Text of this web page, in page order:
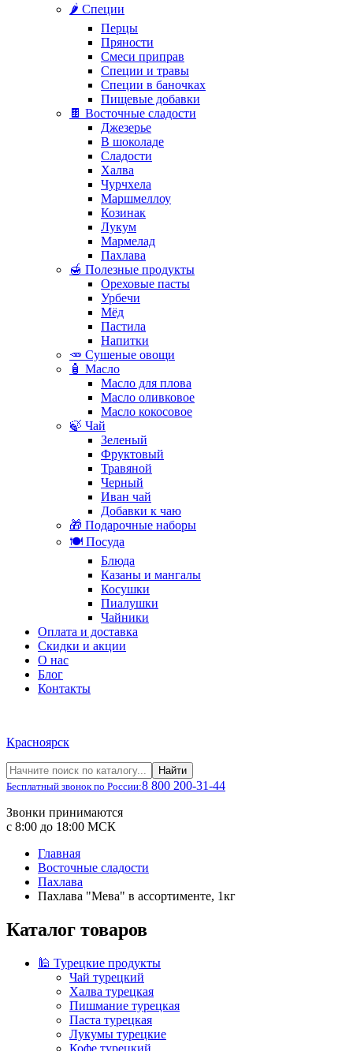
🌶️ Специи
Перцы
Пряности
Смеси приправ
Специи и травы
Специи в баночках
Пищевые добавки
🍫 Восточные сладости
Джезерье
В шоколаде
Сладости
Халва
Чурчхела
Маршмеллоу
Козинак
Лукум
Мармелад
Пахлава
🍯 Полезные продукты
Ореховые пасты
Урбечи
Мёд
Пастила
Напитки
🥕 Сушеные овощи
🧴 Масло
Масло для плова
Масло оливковое
Масло кокосовое
🍃 Чай
Зеленый
Фруктовый
Травяной
Черный
Иван чай
Добавки к чаю
🎁 Подарочные наборы
🍽️ Посуда
Блюда
Казаны и мангалы
Косушки
Пиалушки
Чайники
Оплата и доставка
Скидки и акции
О нас
Блог
Контакты
Красноярск
Найти
Бесплатный звонок по России:8 800 200-31-44
Звонки принимаются
с 8:00 до 18:00 МСК
Главная
Восточные сладости
Пахлава
Пахлава "Мева" в ассортименте, 1кг
Каталог товаров
🕌 Турецкие продукты
Чай турецкий
Халва турецкая
Пишмание турецкая
Паста турецкая
Лукумы турецкие
Кофе турецкий